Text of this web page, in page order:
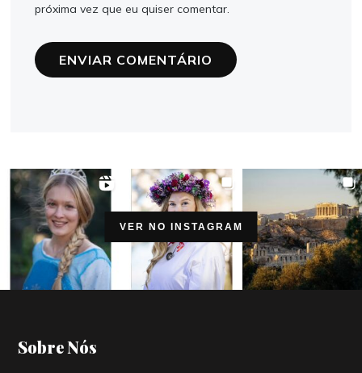
próxima vez que eu quiser comentar.
VER NO INSTAGRAM
Sobre Nós